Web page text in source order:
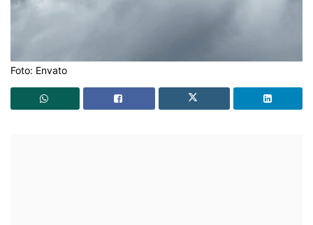
Foto: Envato